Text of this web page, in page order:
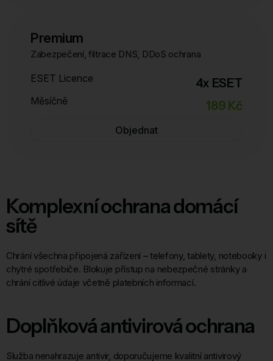
Premium
Zabezpečení, filtrace DNS, DDoS ochrana
ESET Licence 4x ESET
Měsíčně 189 Kč
Objednat
Komplexní ochrana domácí
sítě
Chrání všechna připojená zařízení – telefony, tablety, notebooky i
chytré spotřebiče. Blokuje přístup na nebezpečné stránky a
chrání citlivé údaje včetně platebních informací.
Doplňková antivirová ochrana
Služba nenahrazuje antivir, doporučujeme kvalitní antivirový